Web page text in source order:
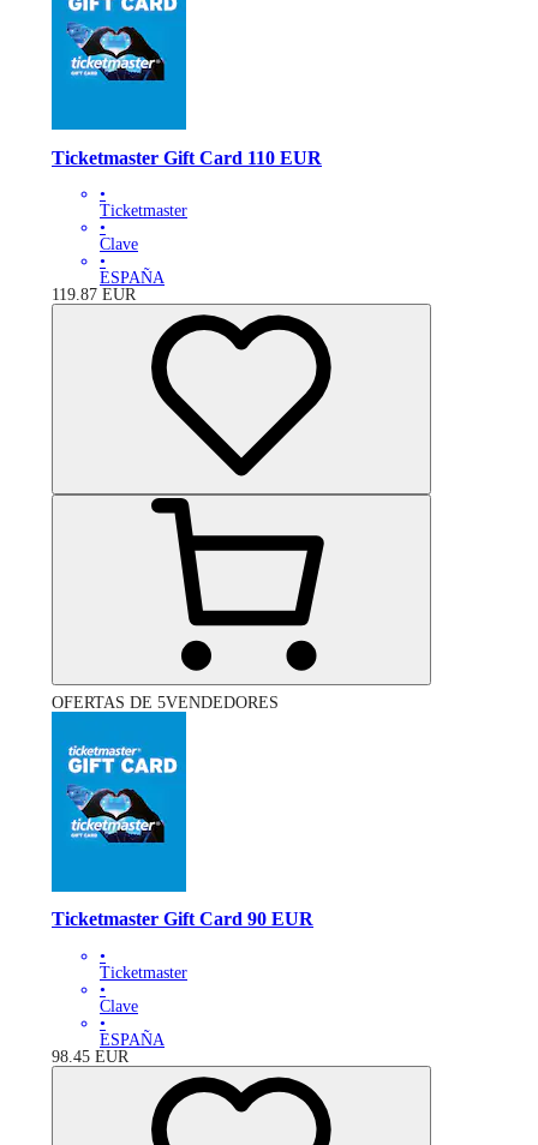
Ticketmaster Gift Card 110 EUR
•
Ticketmaster
•
Clave
•
ESPAÑA
119.87 EUR
OFERTAS DE 5VENDEDORES
Ticketmaster Gift Card 90 EUR
•
Ticketmaster
•
Clave
•
ESPAÑA
98.45 EUR